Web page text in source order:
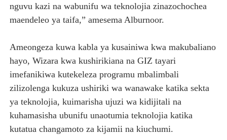
nguvu kazi na wabunifu wa teknolojia zinazochochea
maendeleo ya taifa,” amesema Alburnoor.
Ameongeza kuwa kabla ya kusainiwa kwa makubaliano
hayo, Wizara kwa kushirikiana na GIZ tayari
imefanikiwa kutekeleza programu mbalimbali
zilizolenga kukuza ushiriki wa wanawake katika sekta
ya teknolojia, kuimarisha ujuzi wa kidijitali na
kuhamasisha ubunifu unaotumia teknolojia katika
kutatua changamoto za kijamii na kiuchumi.